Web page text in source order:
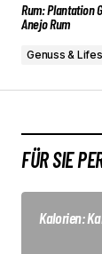
Rum: Plantation
Anejo Rum
Genuss &
FÜR SIE
Kalorien: